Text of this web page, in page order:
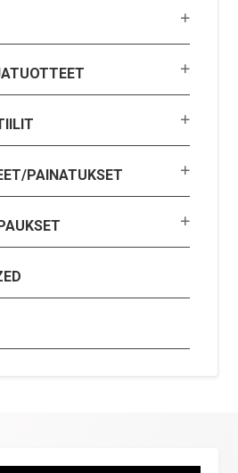
PAINATUKSET